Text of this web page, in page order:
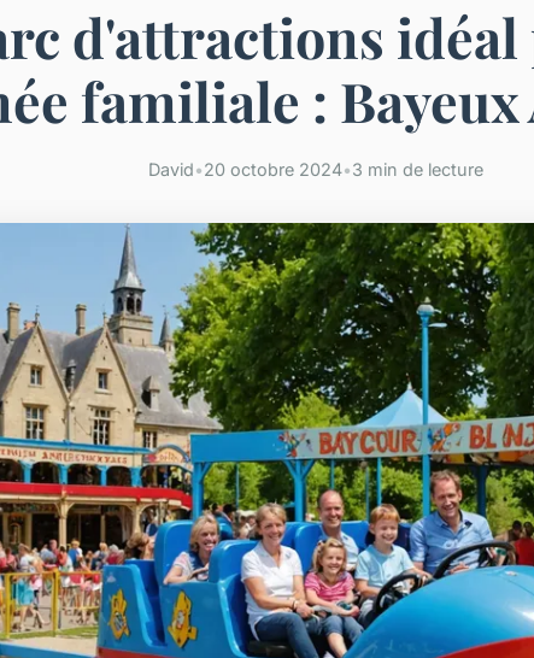
d'attractions
familiale : Bayeux
David•20 octobre 2024•3 min de lecture